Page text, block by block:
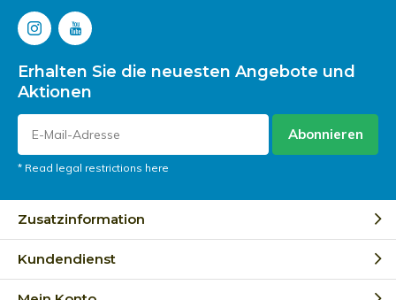
Erhalten Sie die neuesten Angebote und
Aktionen
Abonnieren
* Read legal restrictions here
Zusatzinformation
Kundendienst